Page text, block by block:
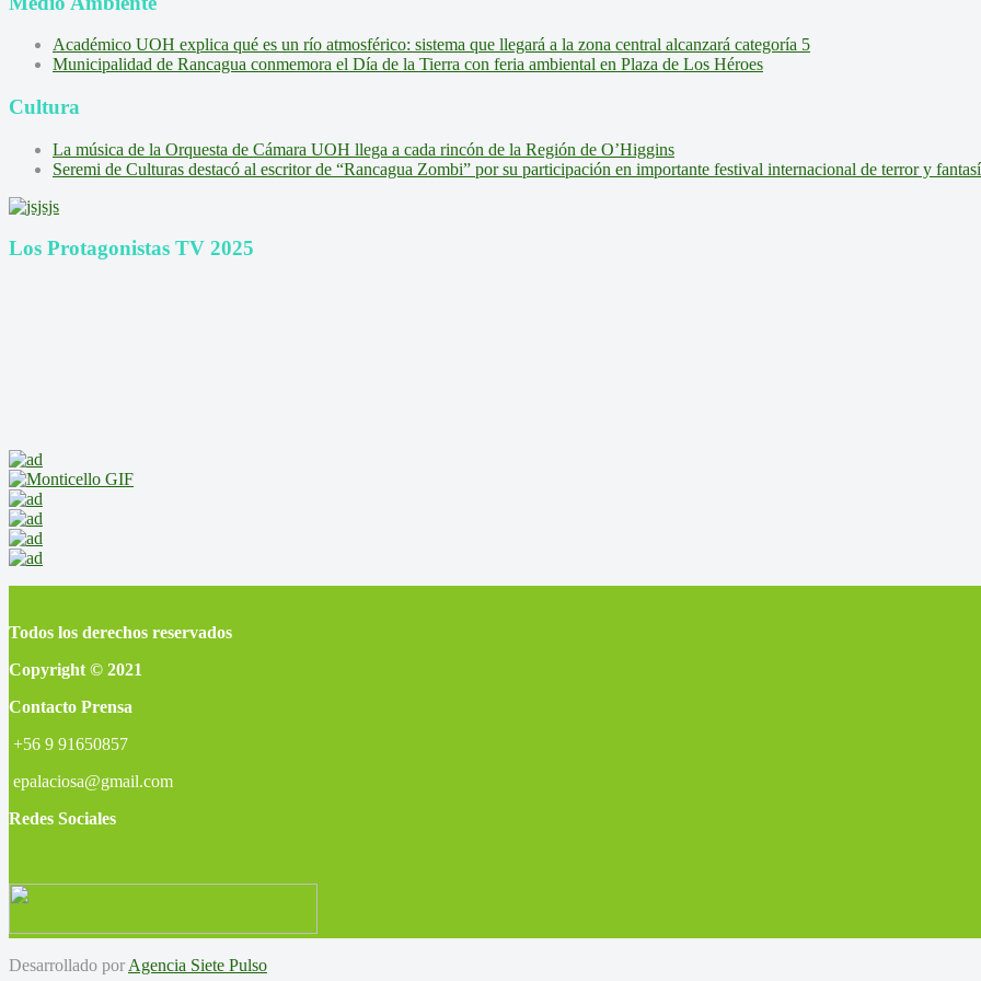
Académico UOH explica qué es un río atmosférico: sistema que llegará a la zona central alcanzará categoría 5
Municipalidad de Rancagua conmemora el Día de la Tierra con feria ambiental en Plaza de Los Héroes
Cultura
La música de la Orquesta de Cámara UOH llega a cada rincón de la Región de O’Higgins
Seremi de Culturas destacó al escritor de “Rancagua Zombi” por su participación en importante festival internacional de terror y
Los Protagonistas TV 2025
Todos los derechos reservados
Copyright © 2021
Contacto Prensa
+56 9 91650857
epalaciosa@gmail.com
Redes Sociales
Desarrollado por Agencia Siete Pulso